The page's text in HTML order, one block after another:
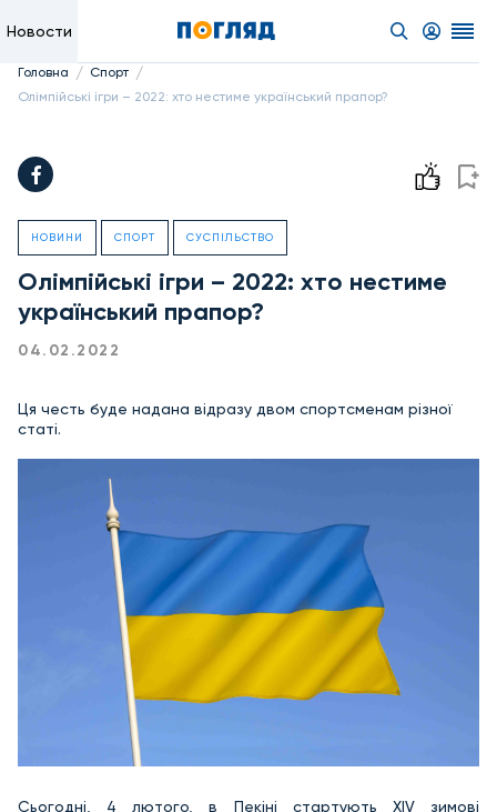
Новости
Головна / Спорт /
Олімпійські ігри – 2022: хто нестиме український прапор?
НОВИНИ СПОРТ СУСПІЛЬСТВО
Олімпійські ігри – 2022: хто нестиме
український прапор?
04.02.2022
Ця честь буде надана відразу двом спортсменам різної
статі.
Сьогодні, 4 лютого, в Пекіні стартують XIV зимові